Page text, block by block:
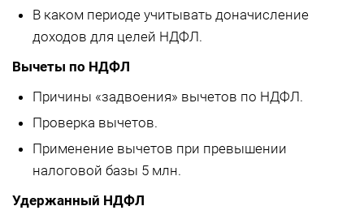
В каком периоде учитывать доначисление
доходов для целей НДФЛ.
Вычеты по НДФЛ
Причины «задвоения» вычетов по НДФЛ.
Проверка вычетов.
Применение вычетов при превышении
налоговой базы 5 млн.
Удержанный НДФЛ